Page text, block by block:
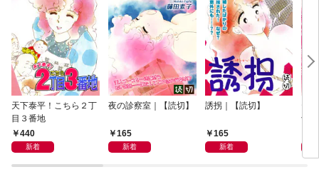
天下泰平！こちら２丁
目３番地
440
新着
夜の診察室｜【読切】
165
新着
誘拐｜【読切】
165
新着
切】